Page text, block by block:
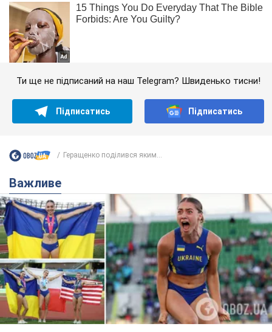
Ти ще не підписаний на наш Telegram? Швиденько тисни!
Підписатись Підписатись
Геращенко поділився яким...
Важливе